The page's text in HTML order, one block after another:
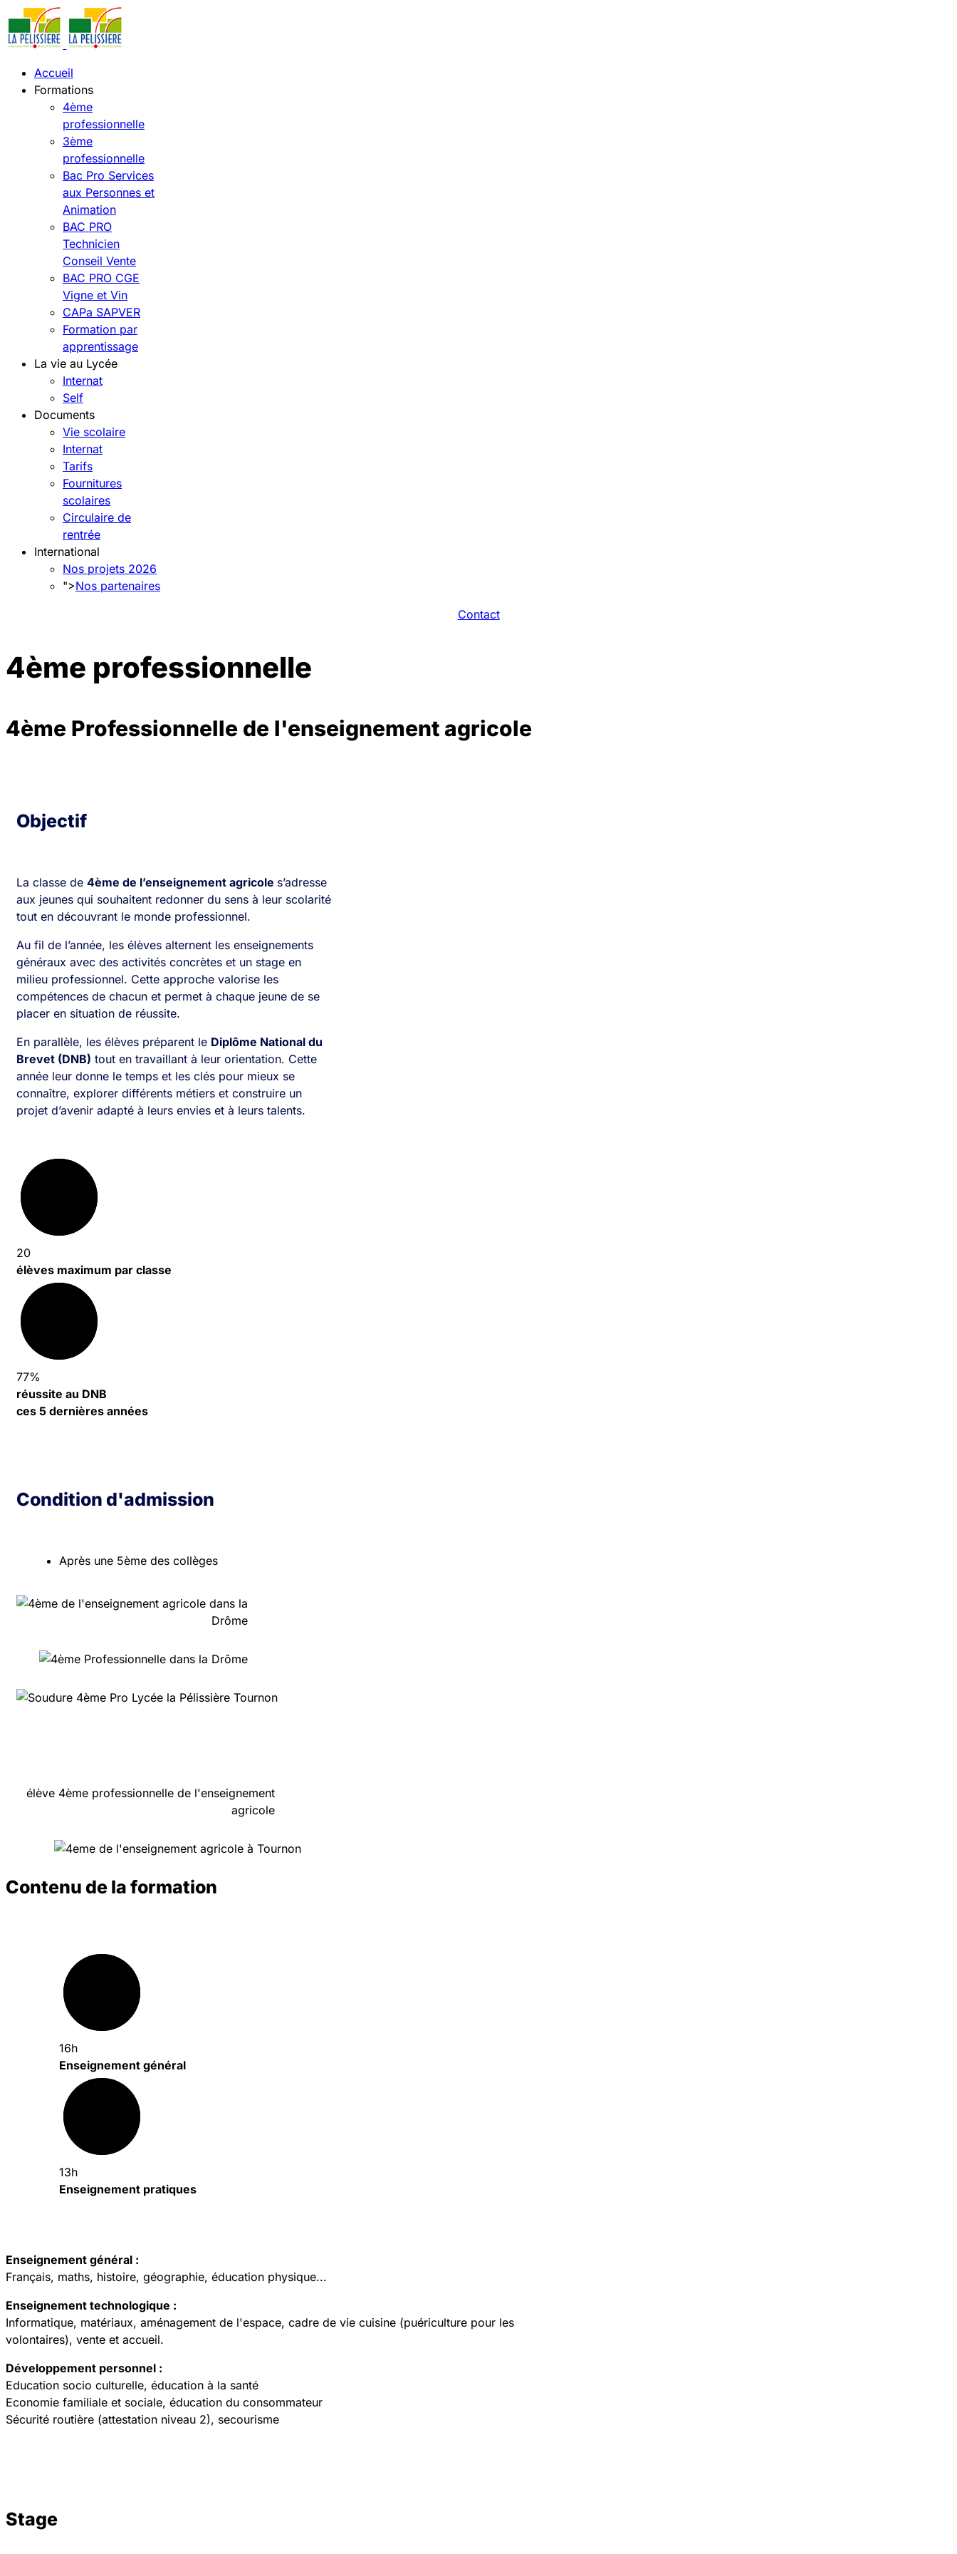
Accueil
Formations
4ème
professionnelle
3ème
professionnelle
Bac Pro Services
aux Personnes et
Animation
BAC PRO
Technicien
Conseil Vente
BAC PRO CGE
Vigne et Vin
CAPa SAPVER
Formation par
apprentissage
La vie au Lycée
Internat
Self
Documents
Vie scolaire
Internat
Tarifs
Fournitures
scolaires
Circulaire de
rentrée
International
Nos projets 2026
">Nos partenaires
Contact
4ème professionnelle
4ème Professionnelle de l'enseignement agricole
Objectif
La classe de 4ème de l’enseignement agricole s’adresse
aux jeunes qui souhaitent redonner du sens à leur scolarité
tout en découvrant le monde professionnel.
Au fil de l’année, les élèves alternent les enseignements
généraux avec des activités concrètes et un stage en
milieu professionnel. Cette approche valorise les
compétences de chacun et permet à chaque jeune de se
placer en situation de réussite.
En parallèle, les élèves préparent le Diplôme National du
Brevet (DNB) tout en travaillant à leur orientation. Cette
année leur donne le temps et les clés pour mieux se
connaître, explorer différents métiers et construire un
projet d’avenir adapté à leurs envies et à leurs talents.
20
élèves maximum par classe
77%
réussite au DNB
ces 5 dernières années
Condition d'admission
Après une 5ème des collèges
Contenu de la formation
16h
Enseignement général
13h
Enseignement pratiques
Enseignement général :
Français, maths, histoire, géographie, éducation physique...
Enseignement technologique :
Informatique, matériaux, aménagement de l'espace, cadre de vie cuisine (puériculture pour les
volontaires), vente et accueil.
Développement personnel :
Education socio culturelle, éducation à la santé
Economie familiale et sociale, éducation du consommateur
Sécurité routière (attestation niveau 2), secourisme
Stage